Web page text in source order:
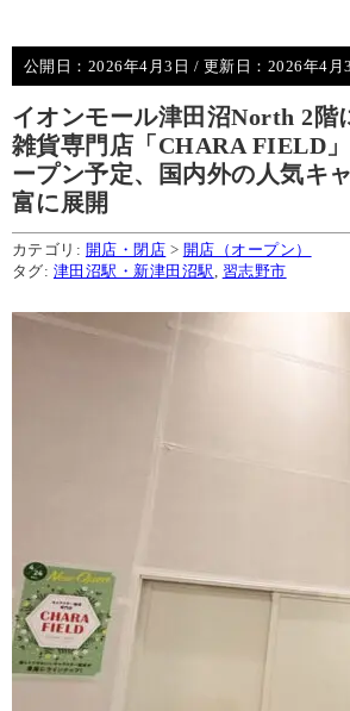
公開日： 2026年4月3日 / 更新日： 2026年4月
イオンモール津田沼North 2階
雑貨専門店「CHARA FIELD
ープン予定、国内外の人気キ
富に展開
カテゴリ: 開店・閉店 > 開店（オープン）
タグ: 津田沼駅・新津田沼駅 習志野市